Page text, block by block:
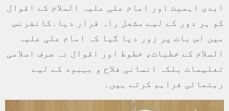
ابدی اہمیت اور امام علی علیہ السلام کے اقوال
کو ہر دور کے لیے مشعل راہ قرار دیا۔کانفرنس
میں اس بات پر زور دیا گیا کہ امام علی علیہ
السلام کے خطبات، خطوط اور اقوال نہ صرف اسلامی
تعلیمات بلکہ انسانی فلاح و بہبود کے لیے
رہنمائی فراہم کرتے ہیں۔